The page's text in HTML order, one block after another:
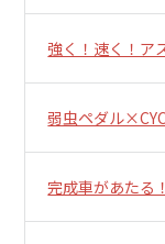
強く！速く！ア
弱虫ペダル
完成車があたる